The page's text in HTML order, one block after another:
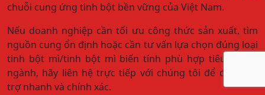
chuỗi cung ứng tinh bột bền vững của Việt Nam.
Nếu doanh nghiệp cần tối ưu công thức sản xuất, tìm
nguồn cung ổn định hoặc cần tư vấn lựa chọn đúng loại
tinh bột mì/tinh bột mì biến tính phù hợp tiêu chuẩn
ngành, hãy liên hệ trực tiếp với chúng tôi để được hỗ
trợ nhanh và chính xác.